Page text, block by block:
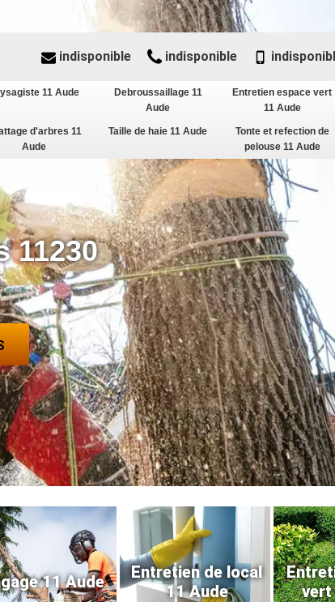
11 Aude
Debroussaillage 11
Aude
Entretien espace vert
11 Aude
d'arbres 11
Aude
Taille de haie 11 Aude
Tonte et refection de
pelouse 11 Aude
indisponible indisponible
11230
11 Aude
Entretien de local
11 Aude
vert